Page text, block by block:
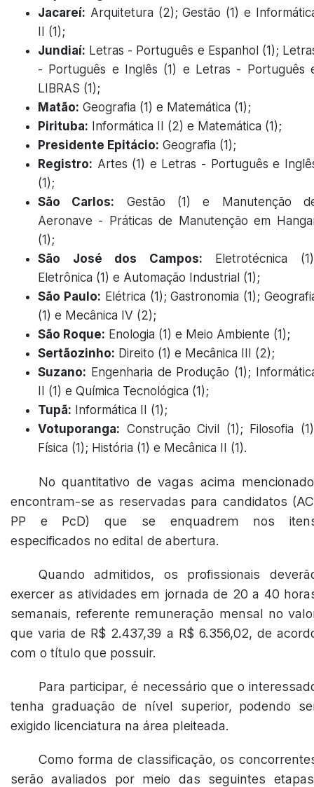
Jacareí: Arquitetura (2); Gestão (1) e
II (1);
Jundiaí: Letras - Português e Espanhol (1);
- Português e Inglês (1) e Letras - Português
LIBRAS (1);
Matão: Geografia (1) e Matemática (1);
Pirituba: Informática II (2) e Matemática (1);
Presidente Epitácio: Geografia (1);
Registro: Artes (1) e Letras - Português e
(1);
São Carlos: Gestão (1) e Manutenção
Aeronave - Práticas de Manutenção em
(1);
São José dos Campos: Eletrotécnica
Eletrônica (1) e Automação Industrial (1);
São Paulo: Elétrica (1); Gastronomia (1);
(1) e Mecânica IV (2);
São Roque: Enologia (1) e Meio Ambiente (1);
Sertãozinho: Direito (1) e Mecânica III (2);
Suzano: Engenharia de Produção (1);
II (1) e Química Tecnológica (1);
Tupã: Informática II (1);
Votuporanga: Construção Civil (1); Filosofia
Física (1); História (1) e Mecânica II (1).
No quantitativo de vagas acima
encontram-se as reservadas para candidatos
PP e PcD) que se enquadrem nos
especificados no edital de abertura.
Quando admitidos, os profissionais
exercer as atividades em jornada de 20 a 40
semanais, referente remuneração mensal no
que varia de R$ 2.437,39 a R$ 6.356,02, de
com o título que possuir.
Para participar, é necessário que o
tenha graduação de nível superior, podendo
exigido licenciatura na área pleiteada.
Como forma de classificação, os
serão avaliados por meio das seguintes